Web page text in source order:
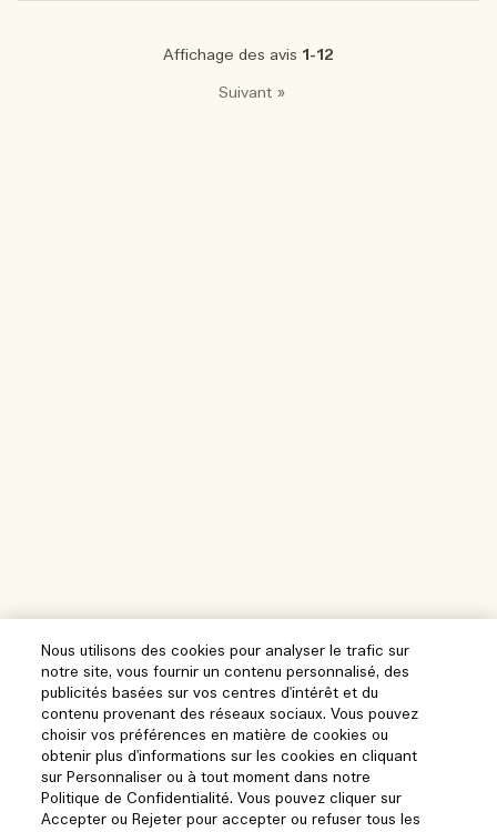
Affichage des avis 1-12
Suivant »
Aide
Nous utilisons des cookies pour analyser le trafic sur
notre site, vous fournir un contenu personnalisé, des
publicités basées sur vos centres d'intérêt et du
contenu provenant des réseaux sociaux. Vous pouvez
choisir vos préférences en matière de cookies ou
obtenir plus d'informations sur les cookies en cliquant
sur Personnaliser ou à tout moment dans notre
Politique de Confidentialité. Vous pouvez cliquer sur
Accepter ou Rejeter pour accepter ou refuser tous les